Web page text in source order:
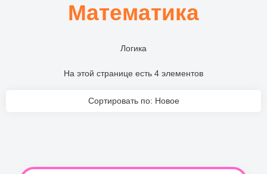
Математика
Логика
Сортировать по: Новое
На этой странице есть 4 элементов